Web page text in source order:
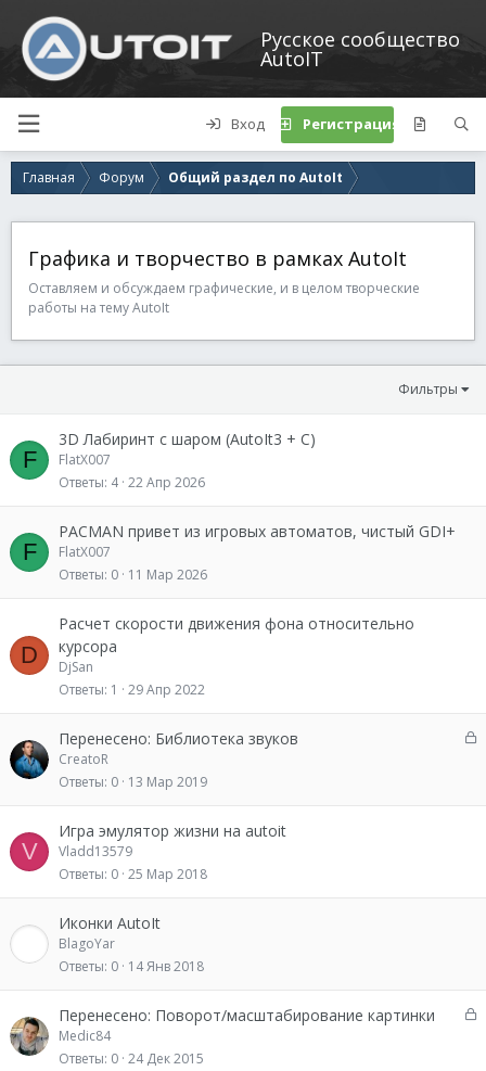
Русское сообщество
AutoIT
Вход Регистрация
Главная Форум Общий раздел по AutoIt
Графика и творчество в рамках AutoIt
Оставляем и обсуждаем графические, и в целом творческие
работы на тему AutoIt
Фильтры
F
3D Лабиринт с шаром (AutoIt3 + C)
FlatX007
Ответы 4 22 Апр 2026
F
PACMAN привет из игровых автоматов, чистый GDI+
FlatX007
Ответы 0 11 Мар 2026
D
Расчет скорости движения фона относительно
курсора
DjSan
Ответы 1 29 Апр 2022
З
Перенесено: Библиотека звуков
CreatoR
Ответы 0 13 Мар 2019
V
Игра эмулятор жизни на autoit
Vladd13579
Ответы 0 25 Мар 2018
Иконки AutoIt
BlagoYar
Ответы 0 14 Янв 2018
З
Перенесено: Поворот/масштабирование картинки
Medic84
Ответы 0 24 Дек 2015